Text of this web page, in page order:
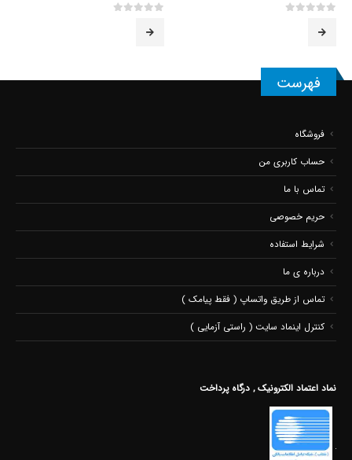
فهرست
فروشگاه
حساب کاربری من
تماس با ما
حریم خصوصی
شرایط استفاده
درباره ی ما
تماس از طریق واتساپ ( فقط پیامک )
کنترل اینماد سایت ( راستی آزمایی )
نماد اعتماد الکترونیک , درگاه پرداخت